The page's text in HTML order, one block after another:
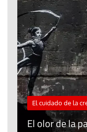
El cuidado de la
El olor de la